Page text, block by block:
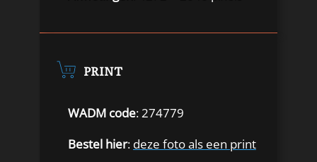
PRINT
WADM code: 274779
Bestel hier: deze foto als een print